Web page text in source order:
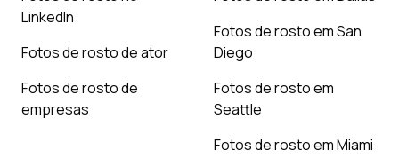
LinkedIn
Fotos de rosto de ator
Fotos de rosto de
empresas
Fotos de rosto em San
Diego
Fotos de rosto em
Seattle
Fotos de rosto em Miami